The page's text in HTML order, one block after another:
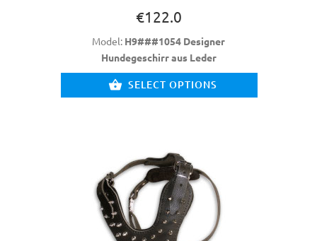
€122.0
Model: H9###1054 Designer
Hundegeschirr aus Leder
SELECT OPTIONS